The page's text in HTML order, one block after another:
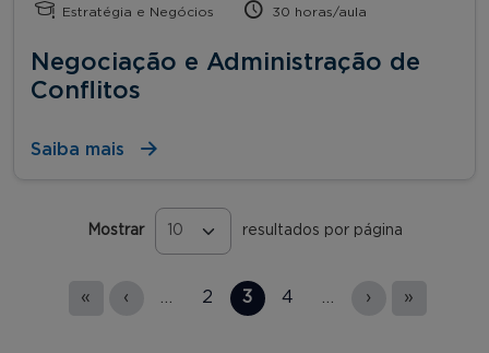
Estratégia e Negócios 30 horas/aula
Negociação e Administração de
Conflitos
Saiba mais
Mostrar resultados por página
« ‹ 2 3 4 › »